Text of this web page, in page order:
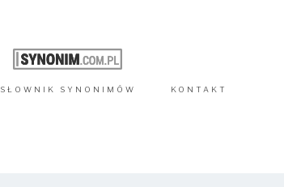
SŁOWNIK SYNONIMÓW KONTAKT